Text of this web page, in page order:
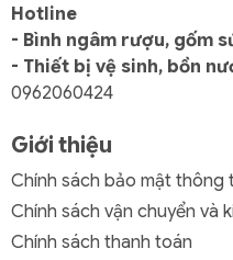
Hotline
- Bình ngâm rượu, gốm
- Thiết bị vệ sinh, bồn
0962060424
Giới thiệu
Chính sách bảo mật thông
Chính sách vận chuyển và
Chính sách thanh toán